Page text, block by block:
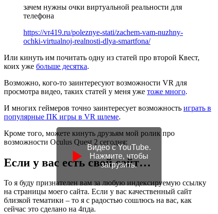
зачем нужны очки виртуальной реальности для
телефона
https://vr419.ru/poleznye-stati/zachem-vam-nuzhny-
ochki-virtualnoj-realnosti-dlya-smartfona/
Или кинуть им почитать одну из статей про второй Квест,
коих уже больше десятка.
Возможно, кого-то заинтересуют возможности VR для
просмотра видео, таких статей у меня уже тоже много.
И многих геймеров точно заинтересует возможность играть в
популярные ПК игры в VR шлеме.
Кроме того, можете кинуть друзьям мой ролик про
возможности Oculus Quest 2 сегодня:
Видео с YouTube.
Нажмите, чтобы
загрузить.
Если у вас есть свой сайт…
То я буду признателен вам за любую индексируемую ссылку
на страницы моего сайта. Если у вас качественный сайт
близкой тематики – то я с радостью сошлюсь на вас, как
сейчас это сделано на 4пда.